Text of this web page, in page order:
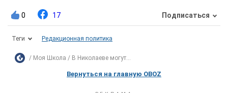
0 17 Подписаться
Теги Редакционная политика
Моя Школа В Николаеве могут...
Вернуться на главную OBOZ